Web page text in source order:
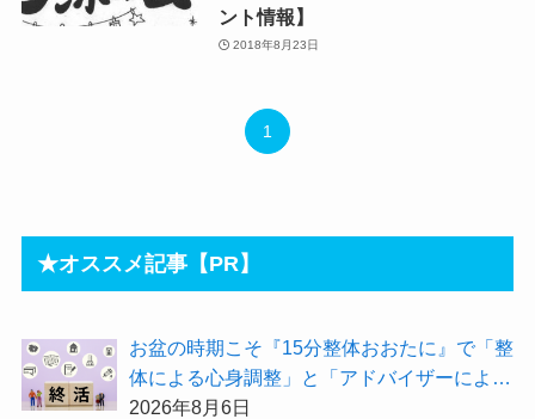
ント情報】
2018年8月23日
1
★オススメ記事【PR】
お盆の時期こそ『15分整体おおたに』で「整
体による心身調整」と「アドバイザーによる
身辺整理の準備」をしてみませんか？
2026年8月6日